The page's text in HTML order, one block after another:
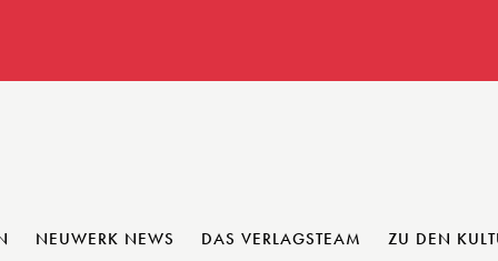
NEUWERK NEWS DAS VERLAGSTEAM ZU DEN